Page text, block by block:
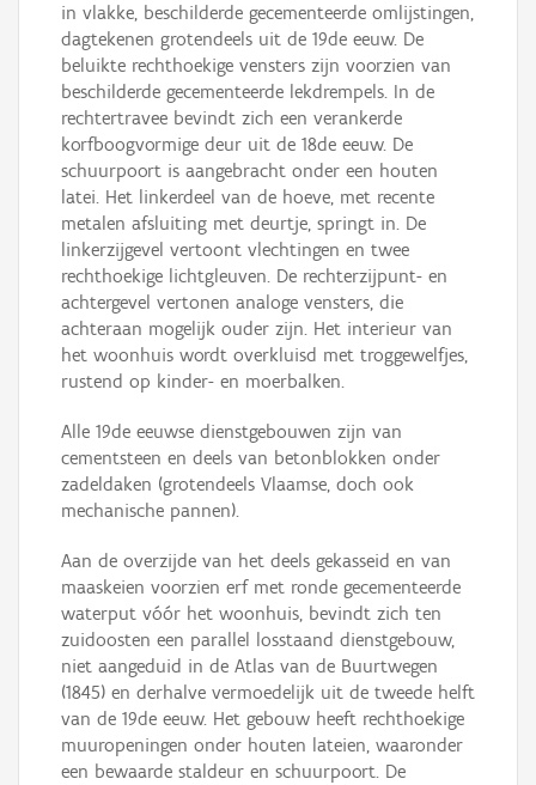
in vlakke, beschilderde gecementeerde omlijstingen,
dagtekenen grotendeels uit de 19de eeuw. De
beluikte rechthoekige vensters zijn voorzien van
beschilderde gecementeerde lekdrempels. In de
rechtertravee bevindt zich een verankerde
korfboogvormige deur uit de 18de eeuw. De
schuurpoort is aangebracht onder een houten
latei. Het linkerdeel van de hoeve, met recente
metalen afsluiting met deurtje, springt in. De
linkerzijgevel vertoont vlechtingen en twee
rechthoekige lichtgleuven. De rechterzijpunt- en
achtergevel vertonen analoge vensters, die
achteraan mogelijk ouder zijn. Het interieur van
het woonhuis wordt overkluisd met troggewelfjes,
rustend op kinder- en moerbalken.
Alle 19de eeuwse dienstgebouwen zijn van
cementsteen en deels van betonblokken onder
zadeldaken (grotendeels Vlaamse, doch ook
mechanische pannen).
Aan de overzijde van het deels gekasseid en van
maaskeien voorzien erf met ronde gecementeerde
waterput vóór het woonhuis, bevindt zich ten
zuidoosten een parallel losstaand dienstgebouw,
niet aangeduid in de Atlas van de Buurtwegen
(1845) en derhalve vermoedelijk uit de tweede helft
van de 19de eeuw. Het gebouw heeft rechthoekige
muuropeningen onder houten lateien, waaronder
een bewaarde staldeur en schuurpoort. De